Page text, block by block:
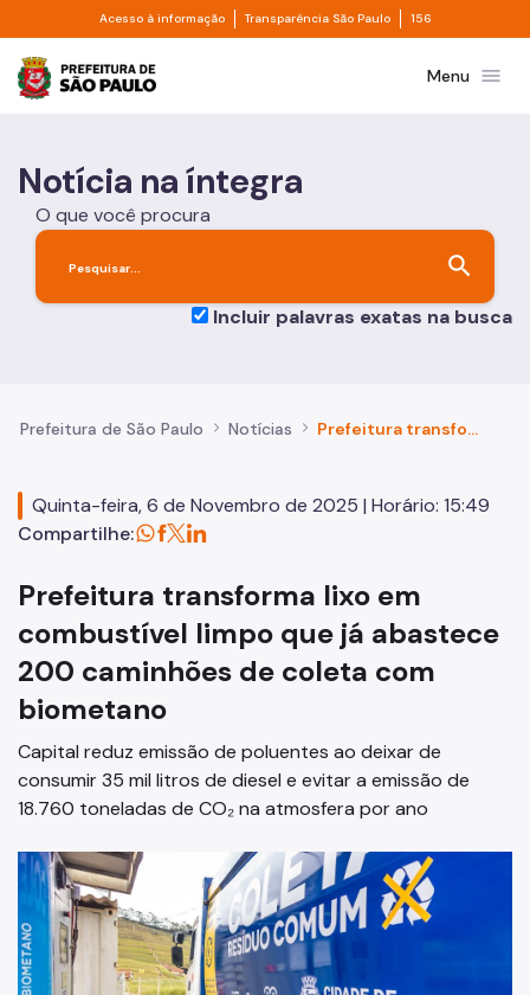
Pular para o Conteúdo principal
Acesso à informação Divisor de acesso à informação
Transparência São Paulo Divisor de
156
Prefeitura de São PauloMenu menu
Notícia na íntegra
O que você procura
search
Incluir palavras exatas na busca
Prefeitura de São Paulo Notícias Prefeitura transforma lixo em combustível limpo que já abastece 200 caminhões de coleta com biometano
Quinta-feira, 6 de Novembro de 2025 | Horário: 15:49
Compartilhe:
Prefeitura transforma lixo em
combustível limpo que já abastece
200 caminhões de coleta com
biometano
Capital reduz emissão de poluentes ao deixar de
consumir 35 mil litros de diesel e evitar a emissão de
18.760 toneladas de CO₂ na atmosfera por ano